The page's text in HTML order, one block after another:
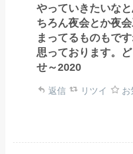
やっていきたいな
ちろん夜会とか夜
まってるものもで
思っております。
せ～2020
返信 リツイ お